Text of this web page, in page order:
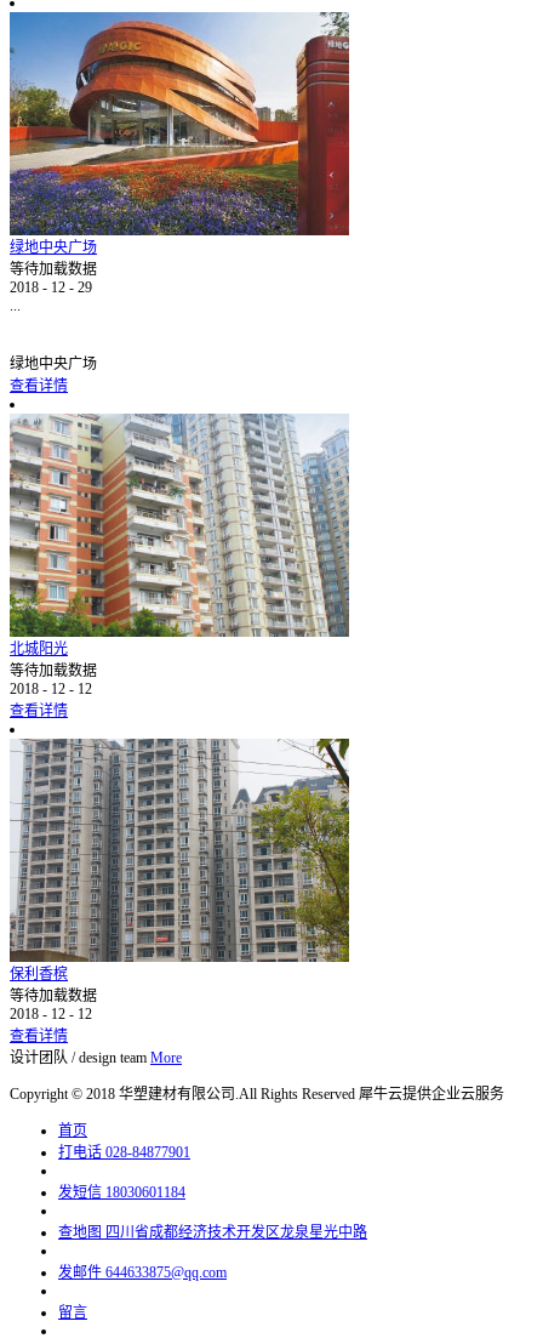
绿地中央广场
等待加载数据
2018 - 12 - 29
...
绿地中央广场
查看详情
北城阳光
等待加载数据
2018 - 12 - 12
查看详情
保利香槟
等待加载数据
2018 - 12 - 12
查看详情
设计团队 / design team More
Copyright © 2018 华塑建材有限公司.All Rights Reserved 犀牛云提供企业云服务
首页
打电话 028-84877901
发短信 18030601184
查地图 四川省成都经济技术开发区龙泉星光中路
发邮件 644633875@qq.com
留言